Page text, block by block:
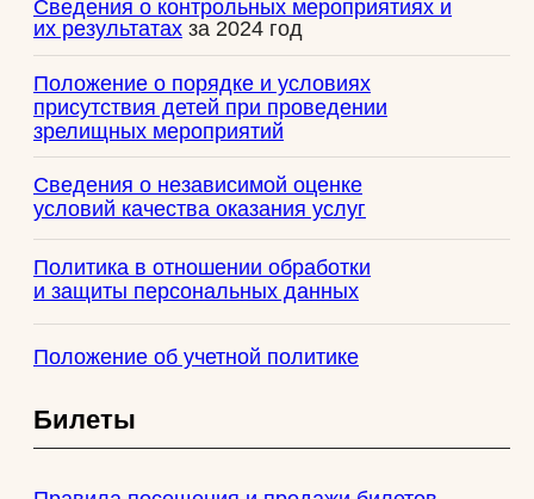
условий труда
Сведения СОУТ за2018год
Сведения СОУТ за 2019
Сведения СОУТ за2024год
Сводные данные о результатах проведения
специальной оценки условий труда в ГБУК г.
Москвы «Театр на Покровке» размещены
в соответствии с требованиями пункта 6
статьи 15 Федерального закона
от 28.12.2013 г. № 426-ФЗ «О специальной
оценке условий труда», а также
законодательства Российской Федерации